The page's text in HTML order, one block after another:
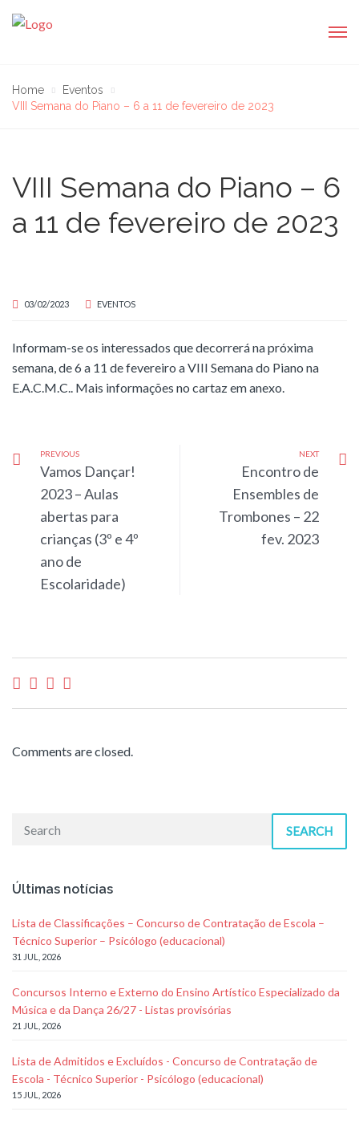
Home
Eventos
VIII Semana do Piano – 6 a 11 de fevereiro de 2023
VIII Semana do Piano – 6
a 11 de fevereiro de 2023
03/02/2023 EVENTOS
Informam-se os interessados que decorrerá na próxima
semana, de 6 a 11 de fevereiro a VIII Semana do Piano na
E.A.C.M.C.. Mais informações no cartaz em anexo.
PREVIOUS
Vamos Dançar!
2023 – Aulas
abertas para
crianças (3º e 4º
ano de
Escolaridade)
NEXT
Encontro de
Ensembles de
Trombones – 22
fev. 2023
Comments are closed.
SEARCH
Últimas notícias
Lista de Classificações – Concurso de Contratação de Escola –
Técnico Superior – Psicólogo (educacional)
31 JUL, 2026
Concursos Interno e Externo do Ensino Artístico Especializado da
Música e da Dança 26/27 - Listas provisórias
21 JUL, 2026
Lista de Admitidos e Excluídos - Concurso de Contratação de
Escola - Técnico Superior - Psicólogo (educacional)
15 JUL, 2026